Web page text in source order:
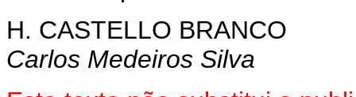
H. CASTELLO BRANCO
Carlos Medeiros Silva